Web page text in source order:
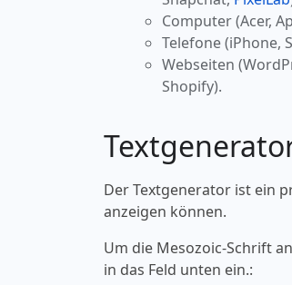
Computer (Acer,
Telefone (iPhone,
Webseiten
Shopify).
Der Textgenerator ist ein
anzeigen können.
Um die Mesozoic-Schrift
in das Feld unten ein.: